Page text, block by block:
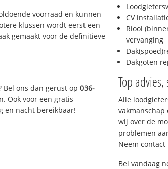
voorraad en kunnen
klussen wordt eerst een
gemaakt voor de definitieve
Bel ons dan gerust op036-
Ook voor een gratis
en nacht bereikbaar!
CV
Riool
vervanging
Dakgoten
Top
Alle
vakmanschap
wij over de
problemen
Neem
Bel vandaag